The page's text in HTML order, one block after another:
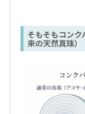
そもそもコン
来の天然真珠）